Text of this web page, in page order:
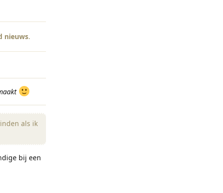
nieuws.
als ik
bij een